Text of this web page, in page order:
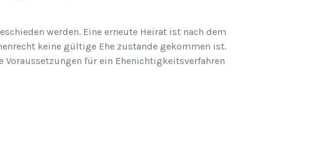
werden. Eine erneute Heirat ist nach dem
keine gültige Ehe zustande gekommen ist.
für ein Ehenichtigkeitsverfahren